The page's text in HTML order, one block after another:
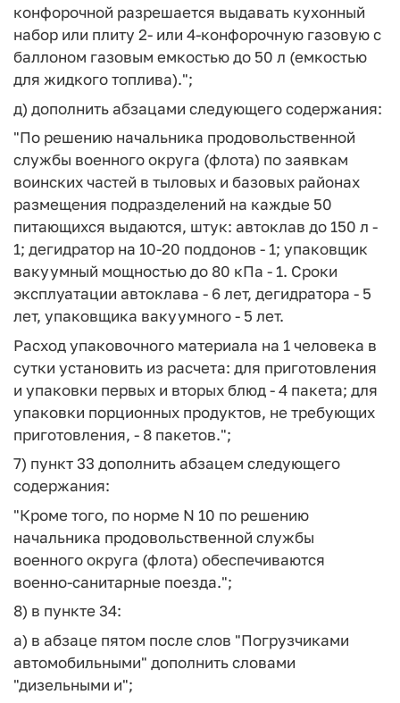
конфорочной разрешается выдавать кухонный
набор или плиту 2- или 4-конфорочную газовую с
баллоном газовым емкостью до 50 л (емкостью
для жидкого топлива).";
д) дополнить абзацами следующего содержания:
"По решению начальника продовольственной
службы военного округа (флота) по заявкам
воинских частей в тыловых и базовых районах
размещения подразделений на каждые 50
питающихся выдаются, штук: автоклав до 150 л -
1; дегидратор на 10-20 поддонов - 1; упаковщик
вакуумный мощностью до 80 кПа - 1. Сроки
эксплуатации автоклава - 6 лет, дегидратора - 5
лет, упаковщика вакуумного - 5 лет.
Расход упаковочного материала на 1 человека в
сутки установить из расчета: для приготовления
и упаковки первых и вторых блюд - 4 пакета; для
упаковки порционных продуктов, не требующих
приготовления, - 8 пакетов.";
7) пункт 33 дополнить абзацем следующего
содержания:
"Кроме того, по норме N 10 по решению
начальника продовольственной службы
военного округа (флота) обеспечиваются
военно-санитарные поезда.";
8) в пункте 34:
а) в абзаце пятом после слов "Погрузчиками
автомобильными" дополнить словами
"дизельными и";